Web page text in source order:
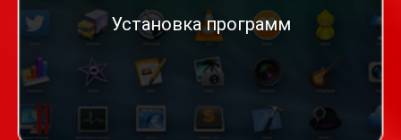
Установка программ